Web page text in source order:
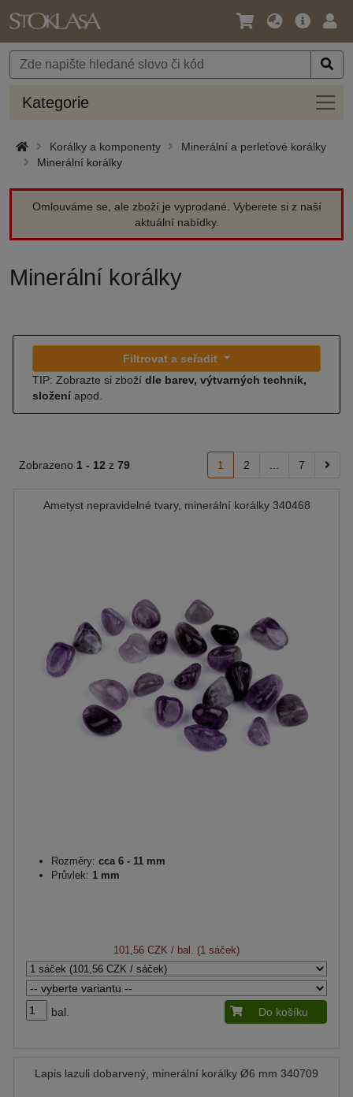
Jazyk
Měna
Hlavní
Kategorie
Korálky a komponenty
Minerální a perleťové korálky
Minerální korálky
Omlouváme se, ale zboží je vyprodané. Vyberete si z naší
aktuální nabídky.
Minerální korálky
Filtrovat a seřadit
TIP: Zobrazte si zboží dle barev, výtvarných technik,
složení apod.
Zobrazeno 1 - 12 z 79 1 2 7
Ametyst nepravidelné tvary, minerální korálky 340468
Rozměry: cca 6 - 11 mm
Průvlek: 1 mm
101,56 CZK / bal. (1 sáček)
bal. Do košíku
Lapis lazuli dobarvený, minerální korálky Ø6 mm 340709